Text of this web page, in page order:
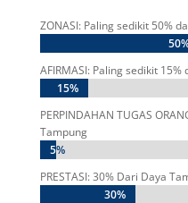
ZONASI: Paling sedikit 50%
AFIRMASI: Paling sedikit
15%
15%
PERPINDAHAN TUGAS
Tampung
5%
5%
PRESTASI: 30% Dari Daya
30%
30%